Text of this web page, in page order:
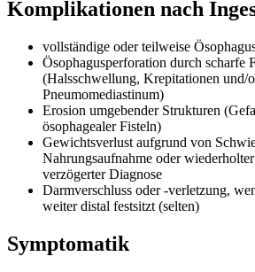
Komplikationen nach
vollständige oder teilweise
Ösophagusperforation durch scharfe
(Halsschwellung, Krepitationen und/
Pneumomediastinum)
Erosion umgebender Strukturen
ösophagealer Fisteln)
Gewichtsverlust aufgrund von
Nahrungsaufnahme oder
verzögerter Diagnose
Darmverschluss oder -verletzung,
weiter distal festsitzt (selten)
Symptomatik